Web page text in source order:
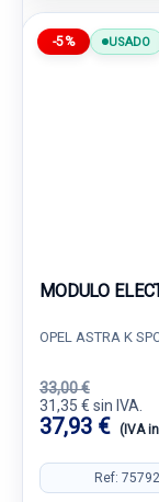
-5% USADO
MODULO
OPEL ASTRA K
33,00 €
31,35 € sin IVA.
37,93 € (IVA
Ref: